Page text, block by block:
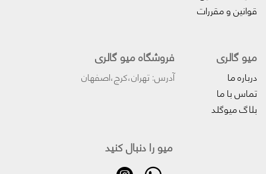
قوانین و مقررات
میو گالری
درباره ما
تماس با ما
بلاگ میوگلد
فروشگاه میو گالری
آدرس: تهران،کرج،اصفهان
میو را دنبال کنید